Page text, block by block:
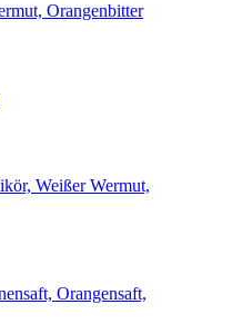
Orangenbitter
Weißer Wermut,
Orangensaft,